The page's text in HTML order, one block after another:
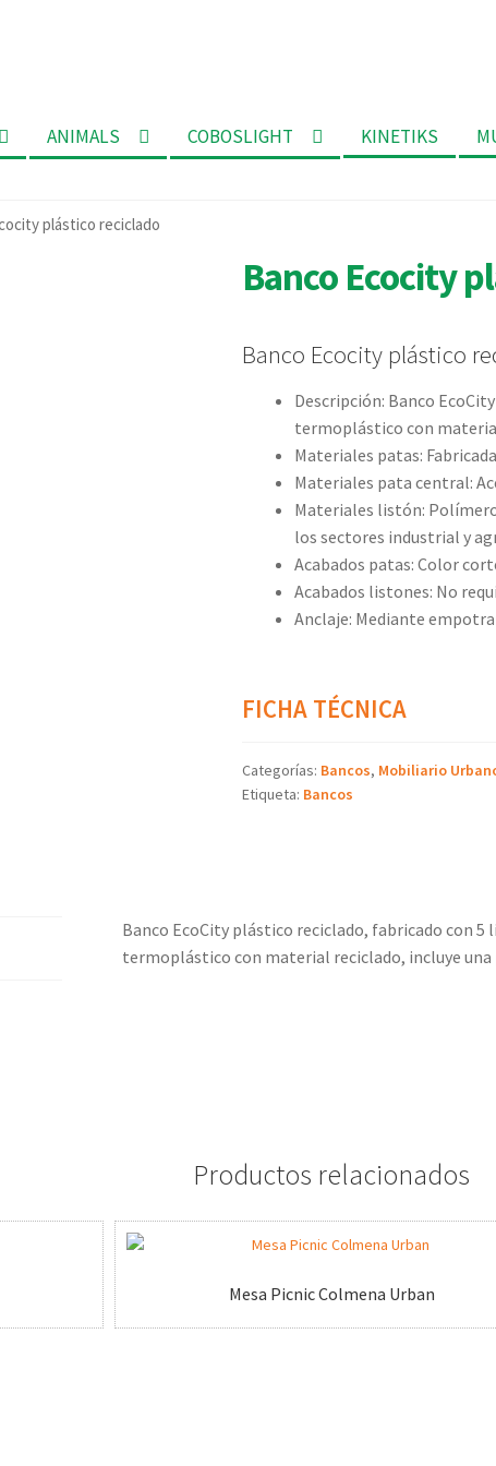
ANIMALS COBOSLIGHT KINETIKS
plástico reciclado
Banco Ecocity
Banco Ecocity plástico
Descripción: Banco
termoplástico con
Materiales patas:
Materiales pata central:
Materiales listón:
los sectores industrial y
Acabados patas: Color
Acabados listones: No
Anclaje: Mediante
FICHA TÉCNICA
Categorías: Bancos, Mobiliario
Etiqueta: Bancos
Banco EcoCity plástico reciclado, fabricado con
termoplástico con material reciclado, incluye
Productos relacionados
Mesa Picnic Colmena Urban